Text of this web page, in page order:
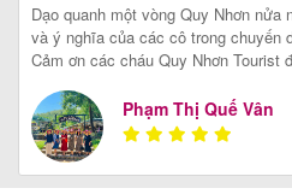
Dạo quanh một vòng Quy Nhơn nửa
và ý nghĩa của các cô trong chuyến
Cảm ơn các cháu Quy Nhơn Tourist
chi tiết]
Phạm Thị Quế Vân